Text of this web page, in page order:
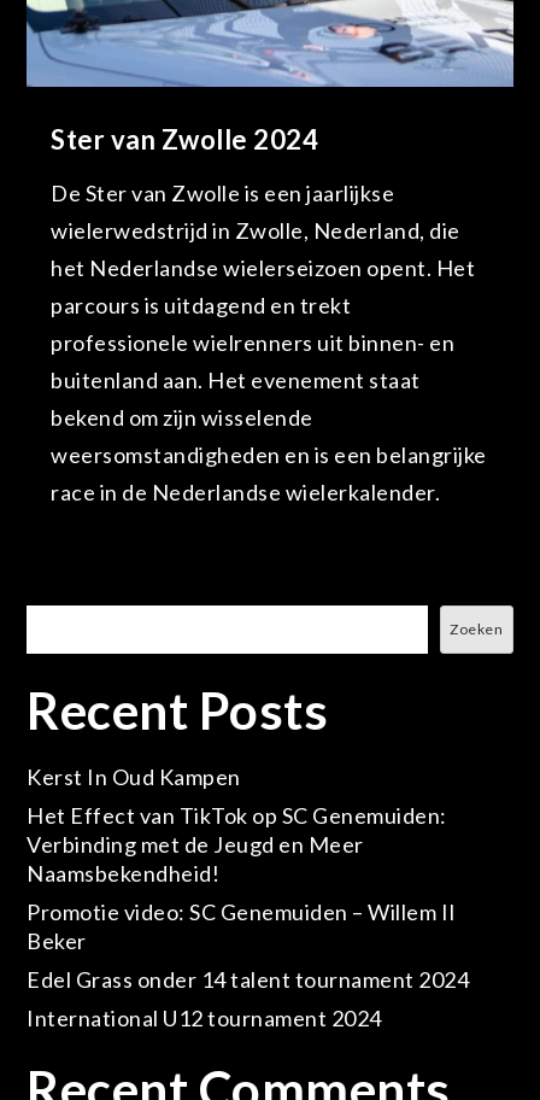
Ster van Zwolle 2024
De Ster van Zwolle is een jaarlijkse
wielerwedstrijd in Zwolle, Nederland, die
het Nederlandse wielerseizoen opent. Het
parcours is uitdagend en trekt
professionele wielrenners uit binnen- en
buitenland aan. Het evenement staat
bekend om zijn wisselende
weersomstandigheden en is een belangrijke
race in de Nederlandse wielerkalender.
Zoeken
Recent Posts
Kerst In Oud Kampen
Het Effect van TikTok op SC Genemuiden:
Verbinding met de Jeugd en Meer
Naamsbekendheid!
Promotie video: SC Genemuiden – Willem II
Beker
Edel Grass onder 14 talent tournament 2024
International U12 tournament 2024